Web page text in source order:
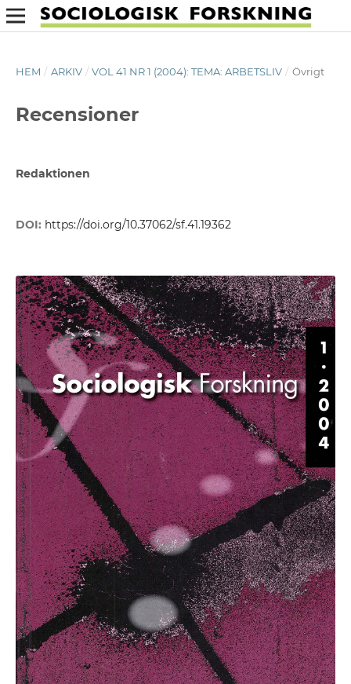
HEM / ARKIV / VOL 41 NR 1 (2004): TEMA: ARBETSLIV / Övrigt
Recensioner
Redaktionen
DOI: https://doi.org/10.37062/sf.41.19362